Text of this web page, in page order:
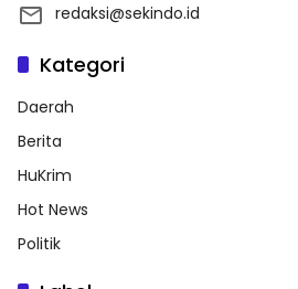
redaksi@sekindo.id
Kategori
Daerah
Berita
HuKrim
Hot News
Politik